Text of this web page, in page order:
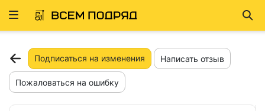
Развернуть
Подписаться на изменения Написать отзыв
Пожаловаться на ошибку